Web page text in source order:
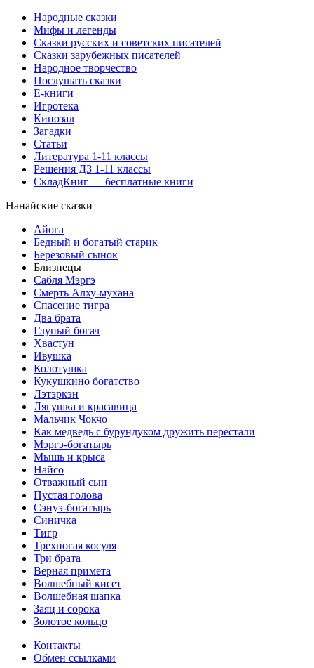
Народные сказки
Мифы и легенды
Сказки русских и советских писателей
Сказки зарубежных писателей
Народное творчество
Послушать сказки
Е-книги
Игротека
Кинозал
Загадки
Статьи
Литература 1-11 классы
Решения ДЗ 1-11 классы
СкладКниг — бесплатные книги
Нанайские сказки
Айога
Бедный и богатый старик
Березовый сынок
Близнецы
Сабля Мэргэ
Смерть Алху-мухана
Спасение тигра
Два брата
Глупый богач
Хвастун
Ивушка
Колотушка
Кукушкино богатство
Лэтэркэн
Лягушка и красавица
Мальчик Чокчо
Как медведь с бурундуком дружить перестали
Мэргэ-богатырь
Мышь и крыса
Найсо
Отважный сын
Пустая голова
Сэнуэ-богатырь
Синичка
Тигр
Трехногая косуля
Три брата
Верная примета
Волшебный кисет
Волшебная шапка
Заяц и сорока
Золотое кольцо
Контакты
Обмен ссылками